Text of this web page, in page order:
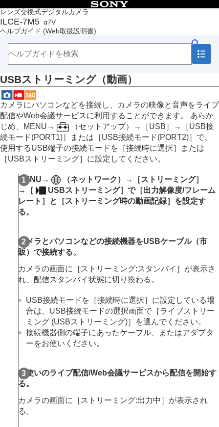
レンズ交換式デジタルカメラ
ILCE-7M5 α7V
ヘルプガイド (Web取扱説明書)
目次
トップページ
ヘルプガイドの使いかた
本体と付属品を確認する
本機の基本操作
準備/基本的な撮影
MENU一覧から機能を探す
撮影機能を活用する
この章の目次
撮影モードを選ぶ
自分撮り動画やVlog撮影に便利な機能
フォーカス（ピント）を合わせる
被写体認識AF
露出/測光を調整する
ISO感度を選ぶ
ホワイトバランス
セルフタイマー（動画）
インターバル撮影機能
より高画質の静止画を撮影する
画質や記録形式を設定する
タッチ機能を使う
シャッターの設定
ズームする
フラッシュを使う
手ブレを補正する
レンズ補正（静止画/動画）
ノイズリダクション
動画を撮影しながら静止画を切り出す
画像と音声をライブ配信する
USBストリーミング（動画）
カメラにパソコンなどを接続し、カメラの映像と音声をライブ
配信やWeb会議サービスに利用することができます。 あらか
じめ、MENU→
（セットアップ）→ ［USB］ →
［USB接
続モード(PORT1)］
または ［USB接続モード(PORT2)］ で、
使用するUSB端子の接続モードを ［接続時に選択］
または
［USBストリーミング］ に設定してください。
MENU → （ネットワーク ）→
［ストリーミング］
→
［ USBストリーミング］ で［出力解像度/フレーム
レート］
と ［ストリーミング時の動画記録］ を設定す
る。
カメラとパソコンなどの接続機器をUSBケーブル（市
販）で接続する。
カメラの画面に
［ストリーミング:スタンバイ］ が表示さ
れ、配信スタンバイ状態に切り換わる。
USB接続モードを ［接続時に選択］ に設定している場
合は、USB接続モードの選択画面で ［ライブストリー
ミング (USBストリーミング)］
を選んでください。
接続機器側の端子にあったケーブル、またはアダプタ
ーをお使いください。
お使いのライブ配信/Web会議サービスから配信を開始す
る。
カメラの画面に
［ストリーミング:出力中］ が表示され
る。